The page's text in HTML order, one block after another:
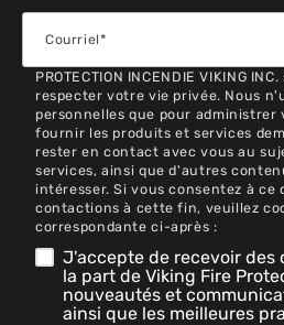
PROTECTION INCENDIE VIKING
respecter votre vie privée. Nous
personnelles que pour administrer
fournir les produits et services
rester en contact avec vous au
services, ainsi que d'autres
intéresser. Si vous consentez à ce
contactions à cette fin, veuillez
correspondante ci-après :
J'accepte de recevoir des
la part de Viking Fire
nouveautés et
ainsi que les meilleures